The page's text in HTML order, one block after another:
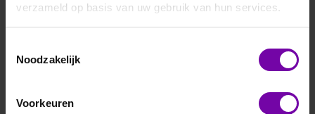
verzameld op basis van uw gebruik van hun services.
Noodzakelijk
Voorkeuren